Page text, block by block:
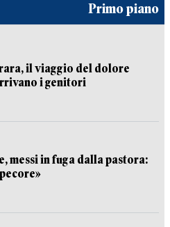
Primo piano
il viaggio del dolore
i genitori
messi in fuga dalla pastora: